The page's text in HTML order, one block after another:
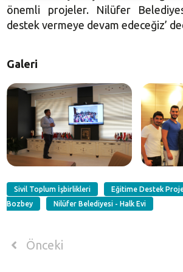
önemli projeler. Nilüfer
destek vermeye devam edeceğiz’
Galeri
Sivil Toplum İşbirlikleri Eğitime Destek
Bozbey
Nilüfer Belediyesi - Halk Evi
Önceki